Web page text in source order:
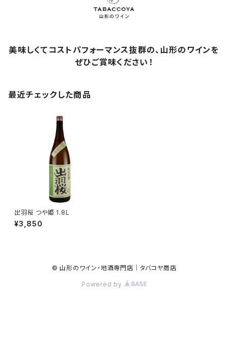
美味しくてコストパフォーマンス抜群の、山形のワインを
ぜひご賞味ください！
最近チェックした商品
出羽桜 つや姫 1.8L
¥3,850
© 山形のワイン・地酒専門店｜タバコヤ商店
Powered by